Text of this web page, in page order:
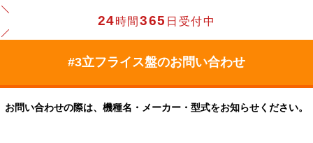
24時間365 日受付中
お問い合わせの際は、機種名・メーカー・型式をお知らせください。